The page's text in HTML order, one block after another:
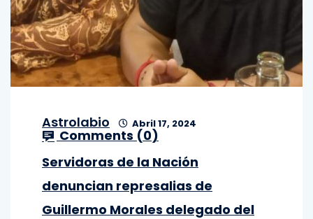
Astrolabio Abril 17, 2024
Comments (0)
Servidoras de la Nación
denuncian represalias de
Guillermo Morales delegado del